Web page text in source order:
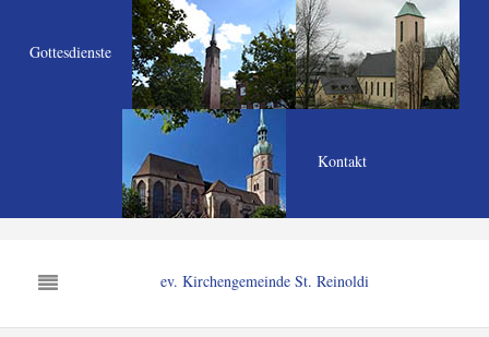
Gottesdienste
Kontakt
ev. Kirchengemeinde St. Reinoldi